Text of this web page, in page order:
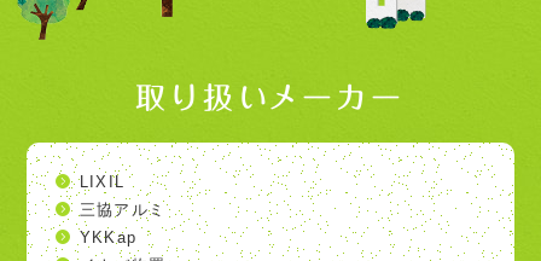
取り扱いメーカー
LIXIL
三協アルミ
YKKap